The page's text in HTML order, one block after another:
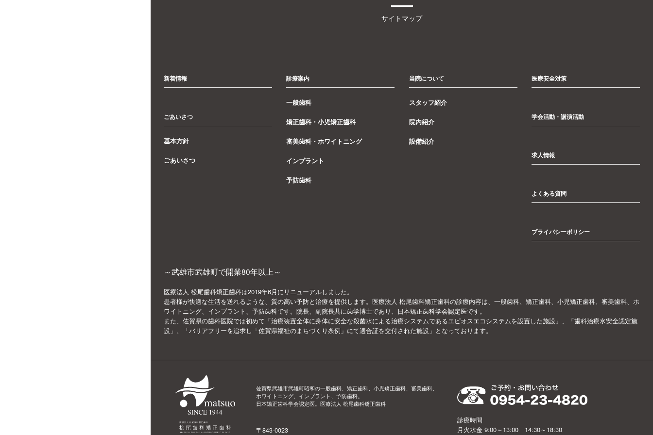
サイトマップ
新着情報
ごあいさつ
基本方針
ごあいさつ
診療案内
一般歯科
矯正歯科・小児矯正歯科
審美歯科・ホワイトニング
インプラント
予防歯科
当院について
スタッフ紹介
院内紹介
設備紹介
医療安全対策
学会活動・講演活動
求人情報
よくある質問
プライバシーポリシー
～武雄市武雄町で開業80年以上～
医療法人 松尾歯科矯正歯科は2019年6月にリニューアルしました。
患者様が快適な生活を送れるような、質の高い予防と治療を提供します。医療法人 松尾歯科矯正歯科の診療内容は、一般歯科、矯正歯科、小児矯正歯科、審美歯科、ホ
ワイトニング、インプラント、予防歯科です。院長、副院長共に歯学博士であり、日本矯正歯科学会認定医です。
また、佐賀県の歯科医院では初めて「治療装置全体に身体に安全な殺菌水による治療システムであるエピオスエコシステムを設置した施設」、「歯科治療水安全認定施
設」、「バリアフリーを追求し「佐賀県福祉のまちづくり条例」にて適合証を交付された施設」となっております。
佐賀県武雄市武雄町昭和の一般歯科、矯正歯科、小児矯正歯科、審美歯科、
ホワイトニング、インプラント、予防歯科。
日本矯正歯科学会認定医。医療法人 松尾歯科矯正歯科
〒843-0023
診療時間
月火水金 9:00～13:00 14:30～18:30